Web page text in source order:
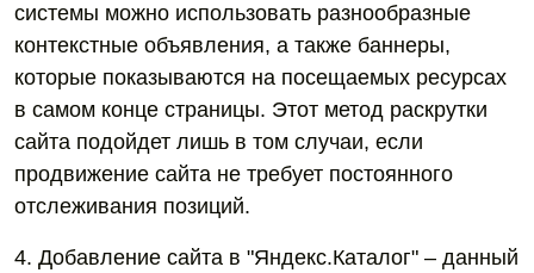
системы можно использовать разнообразные
контекстные объявления, а также баннеры,
которые показываются на посещаемых ресурсах
в самом конце страницы. Этот метод раскрутки
сайта подойдет лишь в том случаи, если
продвижение сайта не требует постоянного
отслеживания позиций.
4. Добавление сайта в "Яндекс.Каталог" – данный